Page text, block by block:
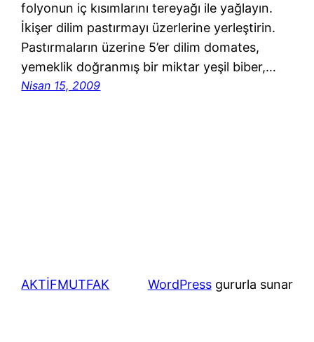
folyonun iç kısımlarını tereyağı ile yağlayın.
İkişer dilim pastırmayı üzerlerine yerleştirin.
Pastırmaların üzerine 5’er dilim domates,
yemeklik doğranmış bir miktar yeşil biber,…
Nisan 15, 2009
AKTİFMUTFAK WordPressgururla sunar